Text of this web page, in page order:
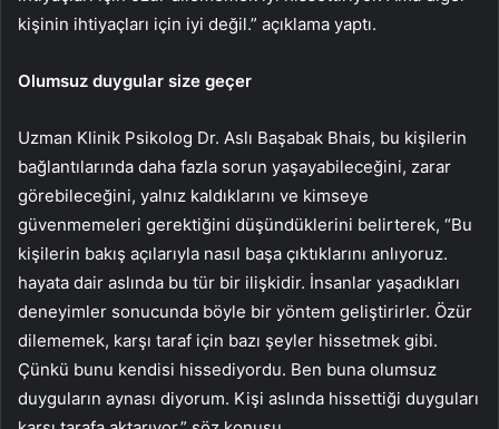
kişinin ihtiyaçları için iyi değil.” açıklama yaptı.
Olumsuz duygular size geçer
Uzman Klinik Psikolog Dr. Aslı Başabak Bhais, bu kişilerin
bağlantılarında daha fazla sorun yaşayabileceğini, zarar
görebileceğini, yalnız kaldıklarını ve kimseye
güvenmemeleri gerektiğini düşündüklerini belirterek, “Bu
kişilerin bakış açılarıyla nasıl başa çıktıklarını anlıyoruz.
hayata dair aslında bu tür bir ilişkidir. İnsanlar yaşadıkları
deneyimler sonucunda böyle bir yöntem geliştirirler. Özür
dilememek, karşı taraf için bazı şeyler hissetmek gibi.
Çünkü bunu kendisi hissediyordu. Ben buna olumsuz
duyguların aynası diyorum. Kişi aslında hissettiği duyguları